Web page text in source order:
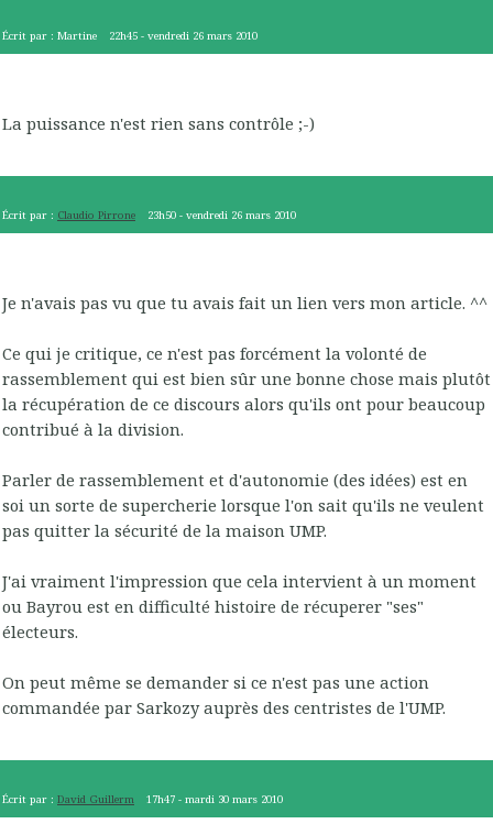
Écrit par : Martine 22h45 -vendredi 26 mars 2010
La puissance n'est rien sans contrôle ;-)
Écrit par : Claudio Pirrone 23h50 -vendredi 26 mars 2010
Je n'avais pas vu que tu avais fait un lien vers mon article. ^^
Ce qui je critique, ce n'est pas forcément la volonté de
rassemblement qui est bien sûr une bonne chose mais plutôt
la récupération de ce discours alors qu'ils ont pour beaucoup
contribué à la division.
Parler de rassemblement et d'autonomie (des idées) est en
soi un sorte de supercherie lorsque l'on sait qu'ils ne veulent
pas quitter la sécurité de la maison UMP.
J'ai vraiment l'impression que cela intervient à un moment
ou Bayrou est en difficulté histoire de récuperer "ses"
électeurs.
On peut même se demander si ce n'est pas une action
commandée par Sarkozy auprès des centristes de l'UMP.
Écrit par : David Guillerm 17h47 -mardi 30 mars 2010